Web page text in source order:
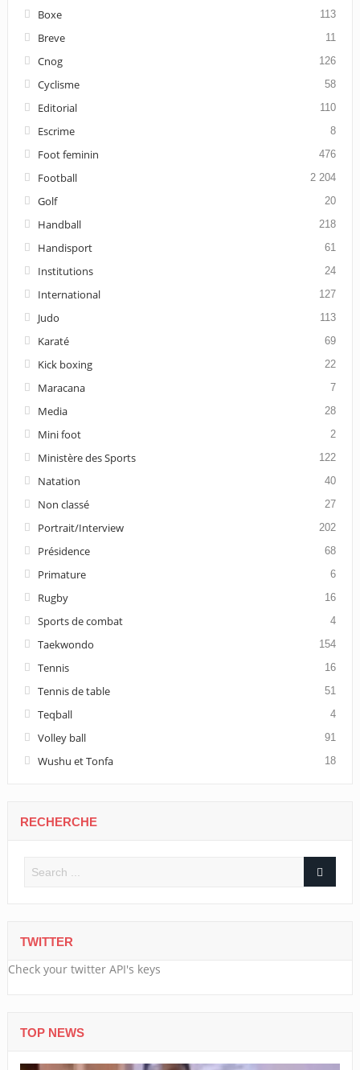
Boxe 113
Breve 11
Cnog 126
Cyclisme 58
Editorial 110
Escrime 8
Foot feminin 476
Football 2 204
Golf 20
Handball 218
Handisport 61
Institutions 24
International 127
Judo 113
Karaté 69
Kick boxing 22
Maracana 7
Media 28
Mini foot 2
Ministère des Sports 122
Natation 40
Non classé 27
Portrait/Interview 202
Présidence 68
Primature 6
Rugby 16
Sports de combat 4
Taekwondo 154
Tennis 16
Tennis de table 51
Teqball 4
Volley ball 91
Wushu et Tonfa 18
RECHERCHE
TWITTER
Check your twitter API's keys
TOP NEWS